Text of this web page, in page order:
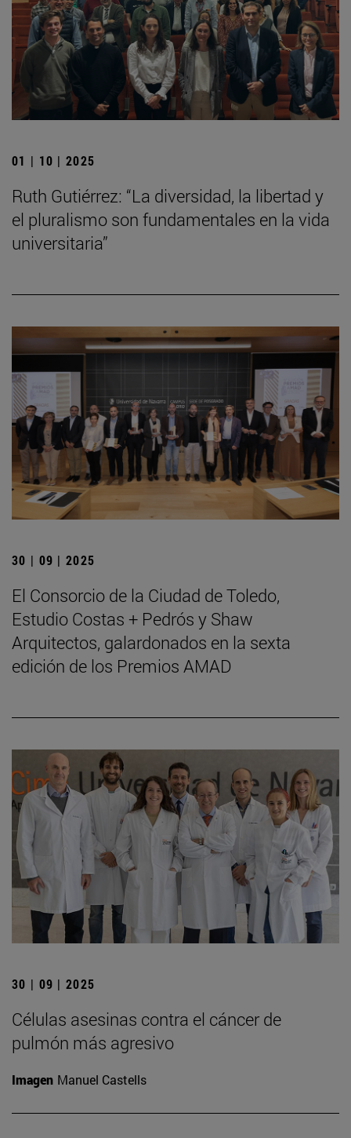
01 | 10 | 2025
Ruth Gutiérrez: “La diversidad, la libertad y
el pluralismo son fundamentales en la vida
universitaria”
30 | 09 | 2025
El Consorcio de la Ciudad de Toledo,
Estudio Costas + Pedrós y Shaw
Arquitectos, galardonados en la sexta
edición de los Premios AMAD
30 | 09 | 2025
Células asesinas contra el cáncer de
pulmón más agresivo
Imagen Manuel Castells